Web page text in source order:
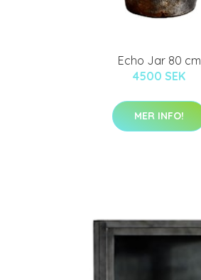
Echo Jar 80 cm
4500 SEK
MER INFO!